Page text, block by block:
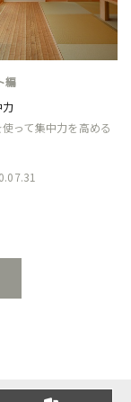
編
力
って集中力を高める